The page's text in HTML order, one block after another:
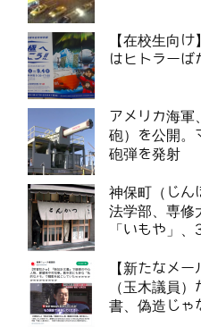
【在校生向
はヒトラーば
アメリカ海軍
砲）を公開
砲弾を発射
神保町（じん
法学部、専修
「いもや」
【新たなメ
（玉木議員
書、偽造じゃ